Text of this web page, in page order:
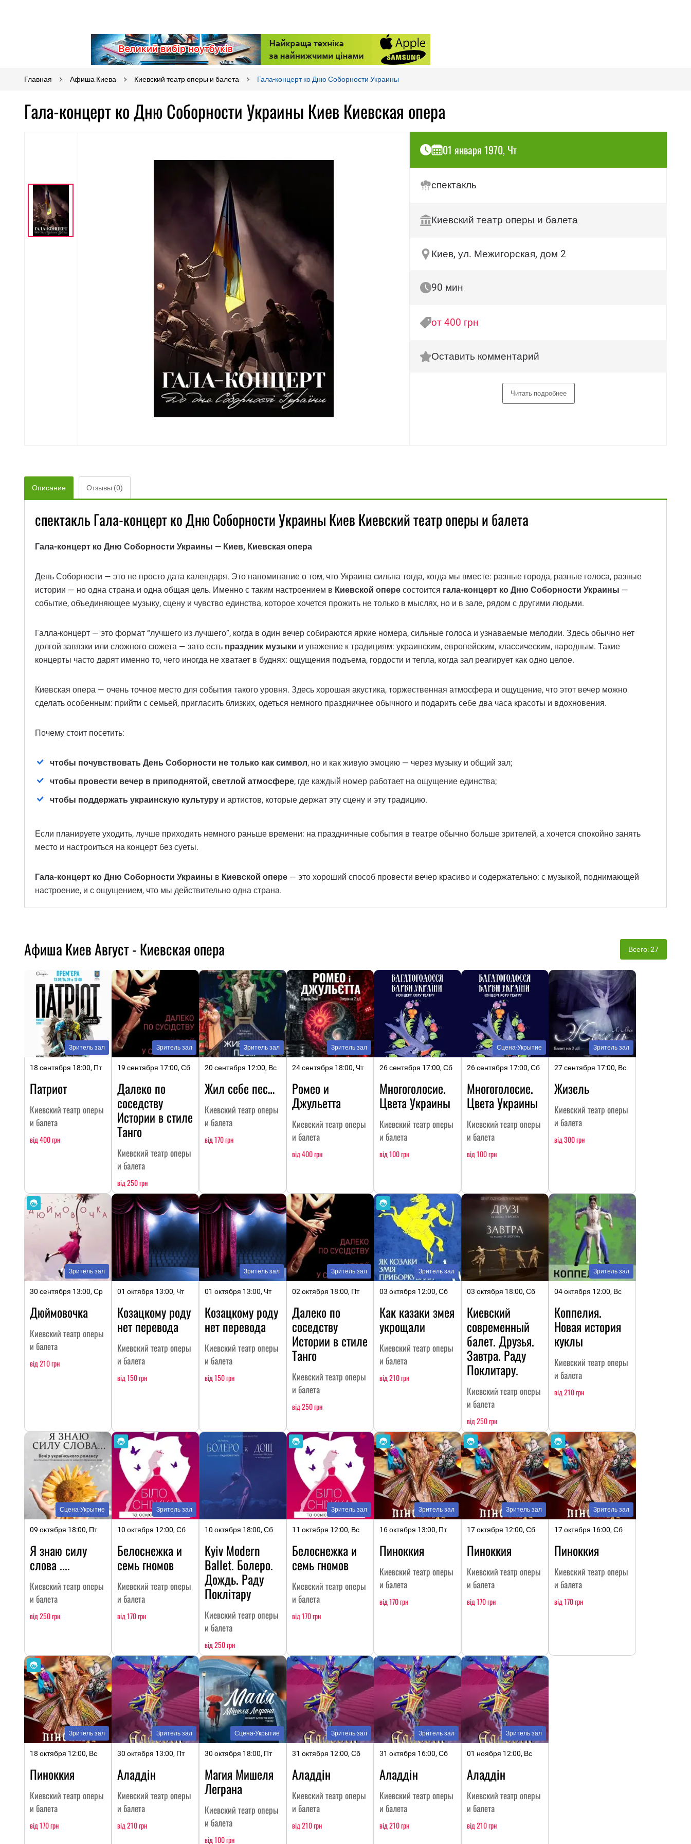
Главная Афиша Киева Киевский театр оперы и балета Гала-концерт ко Дню Соборности Украины
Гала-концерт ко Дню Соборности Украины Киев Киевская опера
01 января 1970, Чт
спектакль
Киевский театр оперы и балета
Киев, ул. Межигорская, дом 2
90 мин
от 400 грн
Оставить комментарий
Читать подробнее
Описание Отзывы (0)
спектакль Гала-концерт ко Дню Соборности Украины Киев Киевский театр оперы и балета
Гала-концерт ко Дню Соборности Украины — Киев, Киевская опера
День Соборности — это не просто дата календаря. Это напоминание о том, что Украина сильна тогда, когда мы вместе: разные города, разные голоса, разные
истории — но одна страна и одна общая цель. Именно с таким настроением в Киевской опере состоится гала-концерт ко Дню Соборности Украины —
событие, объединяющее музыку, сцену и чувство единства, которое хочется прожить не только в мыслях, но и в зале, рядом с другими людьми.
Галла-концерт — это формат “лучшего из лучшего”, когда в один вечер собираются яркие номера, сильные голоса и узнаваемые мелодии. Здесь обычно нет
долгой завязки или сложного сюжета — зато есть праздник музыки и уважение к традициям: украинским, европейским, классическим, народным. Такие
концерты часто дарят именно то, чего иногда не хватает в буднях: ощущения подъема, гордости и тепла, когда зал реагирует как одно целое.
Киевская опера — очень точное место для события такого уровня. Здесь хорошая акустика, торжественная атмосфера и ощущение, что этот вечер можно
сделать особенным: прийти с семьей, пригласить близких, одеться немного праздничнее обычного и подарить себе два часа красоты и вдохновения.
Почему стоит посетить:
чтобы почувствовать День Соборности не только как символ, но и как живую эмоцию — через музыку и общий зал;
чтобы провести вечер в приподнятой, светлой атмосфере, где каждый номер работает на ощущение единства;
чтобы поддержать украинскую культуру и артистов, которые держат эту сцену и эту традицию.
Если планируете уходить, лучше приходить немного раньше времени: на праздничные события в театре обычно больше зрителей, а хочется спокойно занять
место и настроиться на концерт без суеты.
Гала-концерт ко Дню Соборности Украины в Киевской опере — это хороший способ провести вечер красиво и содержательно: с музыкой, поднимающей
настроение, и с ощущением, что мы действительно одна страна.
Афиша Киев Август - Киевская опера Всего: 27
Зритель зал
18 сентября 18:00, Пт
Патриот
Киевский театр оперы
и балета
від 400 грн
Зритель зал
19 сентября 17:00, Сб
Далеко по
соседству
Истории в стиле
Танго
Киевский театр оперы
и балета
від 250 грн
Зритель зал
20 сентября 12:00, Вс
Жил себе пес…
Киевский театр оперы
и балета
від 170 грн
Зритель зал
24 сентября 18:00, Чт
Ромео и
Джульетта
Киевский театр оперы
и балета
від 400 грн
26 сентября 17:00, Сб
Многоголосие.
Цвета Украины
Киевский театр оперы
и балета
від 100 грн
Сцена-Укрытие
26 сентября 17:00, Сб
Многоголосие.
Цвета Украины
Киевский театр оперы
и балета
від 100 грн
Зритель зал
27 сентября 17:00, Вс
Жизель
Киевский театр оперы
и балета
від 300 грн
Зритель зал
30 сентября 13:00, Ср
Дюймовочка
Киевский театр оперы
и балета
від 210 грн
01 октября 13:00, Чт
Козацкому роду
нет перевода
Киевский театр оперы
и балета
від 150 грн
Зритель зал
01 октября 13:00, Чт
Козацкому роду
нет перевода
Киевский театр оперы
и балета
від 150 грн
Зритель зал
02 октября 18:00, Пт
Далеко по
соседству
Истории в стиле
Танго
Киевский театр оперы
и балета
від 250 грн
Зритель зал
03 октября 12:00, Сб
Как казаки змея
укрощали
Киевский театр оперы
и балета
від 210 грн
03 октября 18:00, Сб
Киевский
современный
балет. Друзья.
Завтра. Раду
Поклитару.
Киевский театр оперы
и балета
від 250 грн
Зритель зал
04 октября 12:00, Вс
Коппелия.
Новая история
куклы
Киевский театр оперы
и балета
від 210 грн
Сцена-Укрытие
09 октября 18:00, Пт
Я знаю силу
слова ....
Киевский театр оперы
и балета
від 250 грн
Зритель зал
10 октября 12:00, Сб
Белоснежка и
семь гномов
Киевский театр оперы
и балета
від 170 грн
10 октября 18:00, Сб
Kyiv Modern
Ballet. Болеро.
Дождь. Раду
Поклітару
Киевский театр оперы
и балета
від 250 грн
Зритель зал
11 октября 12:00, Вс
Белоснежка и
семь гномов
Киевский театр оперы
и балета
від 170 грн
Зритель зал
16 октября 13:00, Пт
Пиноккия
Киевский театр оперы
и балета
від 170 грн
Зритель зал
17 октября 12:00, Сб
Пиноккия
Киевский театр оперы
и балета
від 170 грн
Зритель зал
17 октября 16:00, Сб
Пиноккия
Киевский театр оперы
и балета
від 170 грн
Зритель зал
18 октября 12:00, Вс
Пиноккия
Киевский театр оперы
и балета
від 170 грн
Зритель зал
30 октября 13:00, Пт
Аладдін
Киевский театр оперы
и балета
від 210 грн
Сцена-Укрытие
30 октября 18:00, Пт
Магия Мишеля
Леграна
Киевский театр оперы
и балета
від 100 грн
Зритель зал
31 октября 12:00, Сб
Аладдін
Киевский театр оперы
и балета
від 210 грн
Зритель зал
31 октября 16:00, Сб
Аладдін
Киевский театр оперы
и балета
від 210 грн
Зритель зал
01 ноября 12:00, Вс
Аладдін
Киевский театр оперы
и балета
від 210 грн